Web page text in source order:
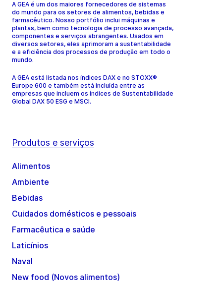
A GEA é um dos maiores fornecedores de sistemas
do mundo para os setores de alimentos, bebidas e
farmacêutico. Nosso portfólio inclui máquinas e
plantas, bem como tecnologia de processo avançada,
componentes e serviços abrangentes. Usados em
diversos setores, eles aprimoram a sustentabilidade
e a eficiência dos processos de produção em todo o
mundo.
A GEA está listada nos índices DAX e no STOXX®
Europe 600 e também está incluída entre as
empresas que incluem os índices de Sustentabilidade
Global DAX 50 ESG e MSCI.
Produtos e serviços
Alimentos
Ambiente
Bebidas
Cuidados domésticos e pessoais
Farmacêutica e saúde
Laticínios
Naval
New food (Novos alimentos)